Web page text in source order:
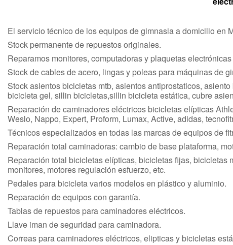
El servicio técnico de los equipos de gimnasia a domicilio en
Stock permanente de repuestos originales.
Reparamos monitores, computadoras y plaquetas
Stock de cables de acero, lingas y poleas para máquinas de
Stock asientos bicicletas mtb, asientos antiprostaticos,
bicicleta gel, sillin bicicletas,sillin bicicleta estática, cubre
Reparación de caminadores eléctricos bicicletas elípticas
Weslo, Nappo, Expert, Proform, Lumax, Active, adidas,
Técnicos especializados en todas las marcas de equipos de
Reparación total caminadoras: cambio de base plataforma,
Reparación total bicicletas elípticas, bicicletas fijas,
monitores, motores regulación esfuerzo, etc.
Pedales para bicicleta varios modelos en plástico y aluminio.
Reparación de equipos con garantía.
Tablas de repuestos para caminadores eléctricos.
Llave iman de seguridad para caminadora.
Correas para caminadores eléctricos, elipticas y bicicletas